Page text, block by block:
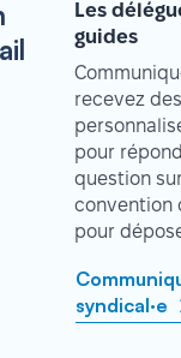
Les
guides
recevez
pour
question
convention
pour
syndical·e